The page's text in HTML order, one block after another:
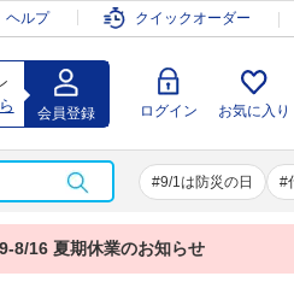
ヘルプ クイックオーダー
会員登録 ログイン お気に入り
9/1は防災の日
会員登録 ログイン お気に
8/16 夏期休業のお知らせ